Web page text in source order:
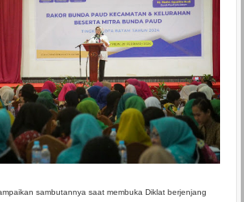
sambutannya saat membuka Diklat berjenjang